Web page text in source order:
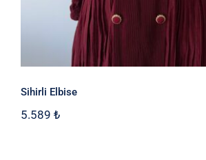
Sihirli Elbise
5.589 ₺